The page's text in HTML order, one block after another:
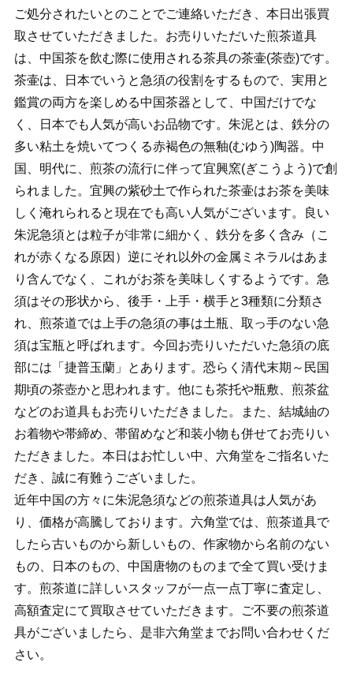
ご処分されたいとのことでご連絡いただき、本日出張買
取させていただきました。お売りいただいた煎茶道具
は、中国茶を飲む際に使用される茶具の茶壷(茶壺)です。
茶壷は、日本でいうと急須の役割をするもので、実用と
鑑賞の両方を楽しめる中国茶器として、中国だけでな
く、日本でも人気が高いお品物です。朱泥とは、鉄分の
多い粘土を焼いてつくる赤褐色の無釉(むゆう)陶器。中
国、明代に、煎茶の流行に伴って宜興窯(ぎこうよう)で創
られました。宜興の紫砂土で作られた茶壷はお茶を美味
しく淹れられると現在でも高い人気がございます。良い
朱泥急須とは粒子が非常に細かく、鉄分を多く含み（こ
れが赤くなる原因）逆にそれ以外の金属ミネラルはあま
り含んでなく、これがお茶を美味しくするようです。急
須はその形状から、後手・上手・横手と3種類に分類さ
れ、煎茶道では上手の急須の事は土瓶、取っ手のない急
須は宝瓶と呼ばれます。今回お売りいただいた急須の底
部には「捷普玉蘭」とあります。恐らく清代末期～民国
期頃の茶壺かと思われます。他にも茶托や瓶敷、煎茶盆
などのお道具もお売りいただきました。また、結城紬の
お着物や帯締め、帯留めなど和装小物も併せてお売りい
ただきました。本日はお忙しい中、六角堂をご指名いた
だき、誠に有難うございました。
近年中国の方々に朱泥急須などの煎茶道具は人気があ
り、価格が高騰しております。六角堂では、煎茶道具で
したら古いものから新しいもの、作家物から名前のない
もの、日本のもの、中国唐物のものまで全て買い受けま
す。煎茶道に詳しいスタッフが一点一点丁寧に査定し、
高額査定にて買取させていただきます。ご不要の煎茶道
具がございましたら、是非六角堂までお問い合わせくだ
さい。